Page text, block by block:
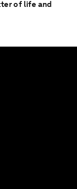
of life and